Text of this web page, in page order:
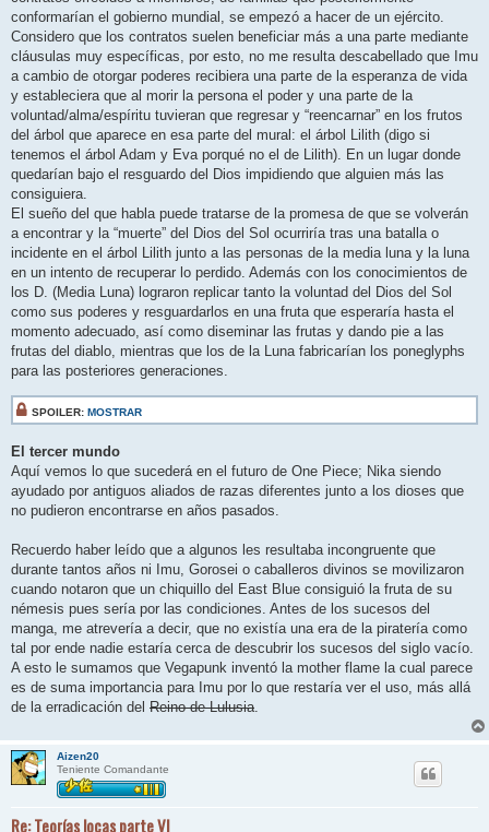
conformarían el gobierno mundial, se empezó a hacer de un ejército.
Considero que los contratos suelen beneficiar más a una parte mediante
cláusulas muy específicas, por esto, no me resulta descabellado que Imu
a cambio de otorgar poderes recibiera una parte de la esperanza de vida
y estableciera que al morir la persona el poder y una parte de la
voluntad/alma/espíritu tuvieran que regresar y “reencarnar” en los frutos
del árbol que aparece en esa parte del mural: el árbol Lilith (digo si
tenemos el árbol Adam y Eva porqué no el de Lilith). En un lugar donde
quedarían bajo el resguardo del Dios impidiendo que alguien más las
consiguiera.
El sueño del que habla puede tratarse de la promesa de que se volverán
a encontrar y la “muerte” del Dios del Sol ocurriría tras una batalla o
incidente en el árbol Lilith junto a las personas de la media luna y la luna
en un intento de recuperar lo perdido. Además con los conocimientos de
los D. (Media Luna) lograron replicar tanto la voluntad del Dios del Sol
como sus poderes y resguardarlos en una fruta que esperaría hasta el
momento adecuado, así como diseminar las frutas y dando pie a las
frutas del diablo, mientras que los de la Luna fabricarían los poneglyphs
para las posteriores generaciones.
SPOILER: MOSTRAR
El tercer mundo
Aquí vemos lo que sucederá en el futuro de One Piece; Nika siendo
ayudado por antiguos aliados de razas diferentes junto a los dioses que
no pudieron encontrarse en años pasados.
Recuerdo haber leído que a algunos les resultaba incongruente que
durante tantos años ni Imu, Gorosei o caballeros divinos se movilizaron
cuando notaron que un chiquillo del East Blue consiguió la fruta de su
némesis pues sería por las condiciones. Antes de los sucesos del
manga, me atrevería a decir, que no existía una era de la piratería como
tal por ende nadie estaría cerca de descubrir los sucesos del siglo vacío.
A esto le sumamos que Vegapunk inventó la mother flame la cual parece
es de suma importancia para Imu por lo que restaría ver el uso, más allá
de la erradicación del Reino de Lulusia
Aizen20
Teniente Comandante
Re: Teorías locas parte VI